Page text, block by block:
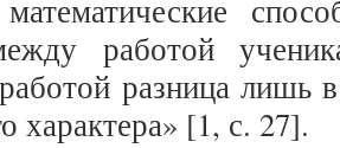
математические
работой
разница лишь
характера» [1, с. 27].